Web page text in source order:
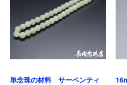
単念珠の材料 サーペンティ